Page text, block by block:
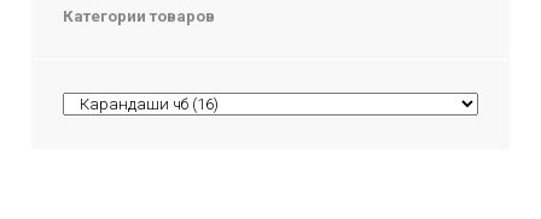
Категории товаров